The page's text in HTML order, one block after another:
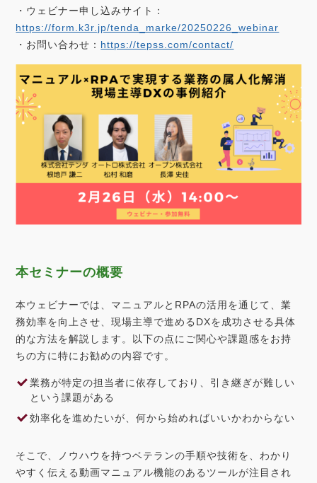
・ウェビナー申し込みサイト：
https://form.k3r.jp/tenda_marke/20250226_webinar
・お問い合わせ： https://tepss.com/contact/
本セミナーの概要
本ウェビナーでは、マニュアルとRPAの活用を通じて、業
務効率を向上させ、現場主導で進めるDXを成功させる具体
的な方法を解説します。以下の点にご関心や課題感をお持
ちの方に特にお勧めの内容です。
業務が特定の担当者に依存しており、引き継ぎが難しい
という課題がある
効率化を進めたいが、何から始めればいいかわからない
そこで、ノウハウを持つベテランの手順や技術を、わかり
やすく伝える動画マニュアル機能のあるツールが注目され